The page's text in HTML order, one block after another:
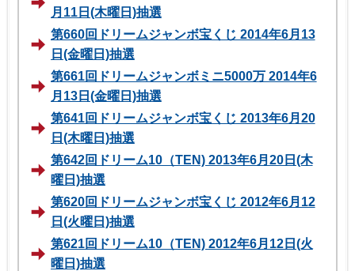
月11日(木曜日)抽選
第660回ドリームジャンボ宝くじ 2014年6月13
日(金曜日)抽選
第661回ドリームジャンボミニ5000万 2014年6
月13日(金曜日)抽選
第641回ドリームジャンボ宝くじ 2013年6月20
日(木曜日)抽選
第642回ドリーム10（TEN) 2013年6月20日(木
曜日)抽選
第620回ドリームジャンボ宝くじ 2012年6月12
日(火曜日)抽選
第621回ドリーム10（TEN) 2012年6月12日(火
曜日)抽選